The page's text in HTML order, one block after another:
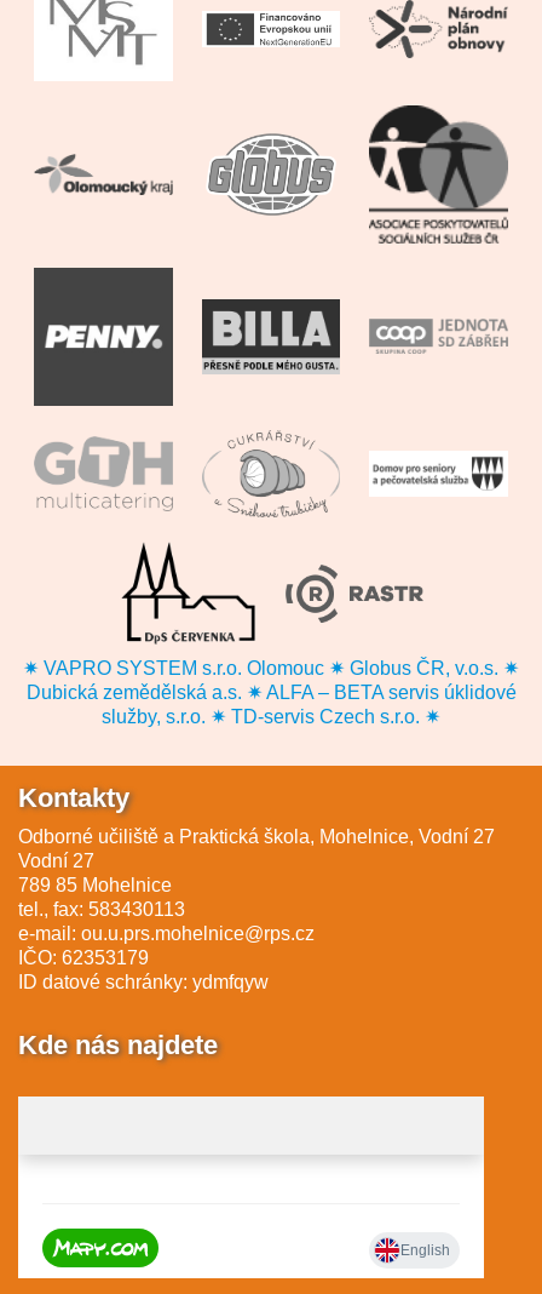
✷ VAPRO SYSTEM s.r.o. Olomouc ✷ Globus ČR, v.o.s. ✷
Dubická zemědělská a.s. ✷ ALFA – BETA servis úklidové
služby, s.r.o. ✷ TD-servis Czech s.r.o. ✷
Kontakty
Odborné učiliště a Praktická škola, Mohelnice, Vodní 27
Vodní 27
789 85 Mohelnice
tel., fax: 583430113
e-mail: ou.u.prs.mohelnice@rps.cz
IČO: 62353179
ID datové schránky: ydmfqyw
Kde nás najdete